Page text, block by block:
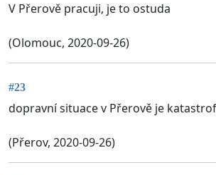
V Přerově pracuji, je to ostuda
(Olomouc, 2020-09-26)
#23
dopravní situace v Přerově je
(Přerov, 2020-09-26)